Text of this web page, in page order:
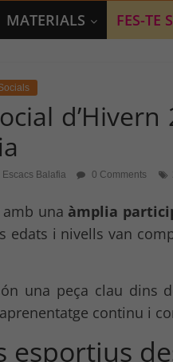
MATERIALS FES-TE
Escacs Balafia 0 Comments
una àmplia
edats i nivells van
una peça clau dins
continu i
esportius